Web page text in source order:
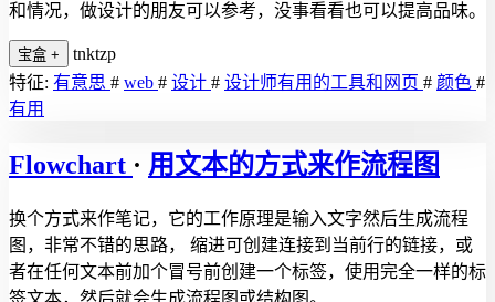
和情况，做设计的朋友可以参考，没事看看也可以提高品味。
宝盒 +
tnktzp
特征: 有意思 # web # 设计 # 设计师有用的工具和网页 # 颜色 #
有用
Flowchart · 用文本的方式来作流程图
换个方式来作笔记，它的工作原理是输入文字然后生成流程
图，非常不错的思路， 缩进可创建连接到当前行的链接，或
者在任何文本前加个冒号前创建一个标签，使用完全一样的标
签文本，然后就会生成流程图或结构图。